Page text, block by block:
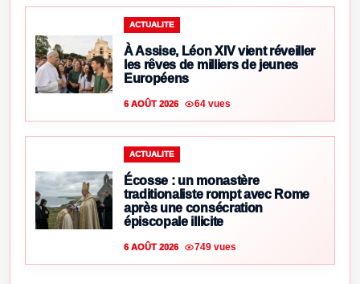
ACTUALITE
À Assise, Léon XIV vient réveiller
les rêves de milliers de jeunes
Européens
6 AOÛT 2026 64 vues
ACTUALITE
Écosse : un monastère
traditionaliste rompt avec Rome
après une consécration
épiscopale illicite
6 AOÛT 2026 749 vues